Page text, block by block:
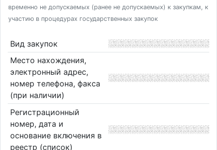
временно не допускаемых (ранее не допускаемых) к закупкам, к
участию в процедурах государственных закупок
Вид закупок
Место нахождения,
электронный адрес,
номер телефона, факса
(при наличии)
Регистрационный
номер, дата и
основание включения в
реестр (список)